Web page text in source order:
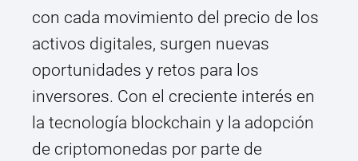
con cada movimiento del precio de los
activos digitales, surgen nuevas
oportunidades y retos para los
inversores. Con el creciente interés en
la tecnología blockchain y la adopción
de criptomonedas por parte de